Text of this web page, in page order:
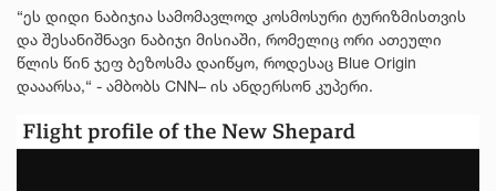
“ეს დიდი ნაბიჯია სამომავლოდ კოსმოსური ტურიზმისთვის
და შესანიშნავი ნაბიჯი მისიაში, რომელიც ორი ათეული
წლის წინ ჯეფ ბეზოსმა დაიწყო, როდესაც Blue Origin
დააარსა,“ - ამბობს CNN– ის ანდერსონ კუპერი.